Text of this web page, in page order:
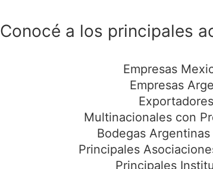
Conocé a los principales
Empresas
Empresas
Multinacionales con
Bodegas
Principales
Principales